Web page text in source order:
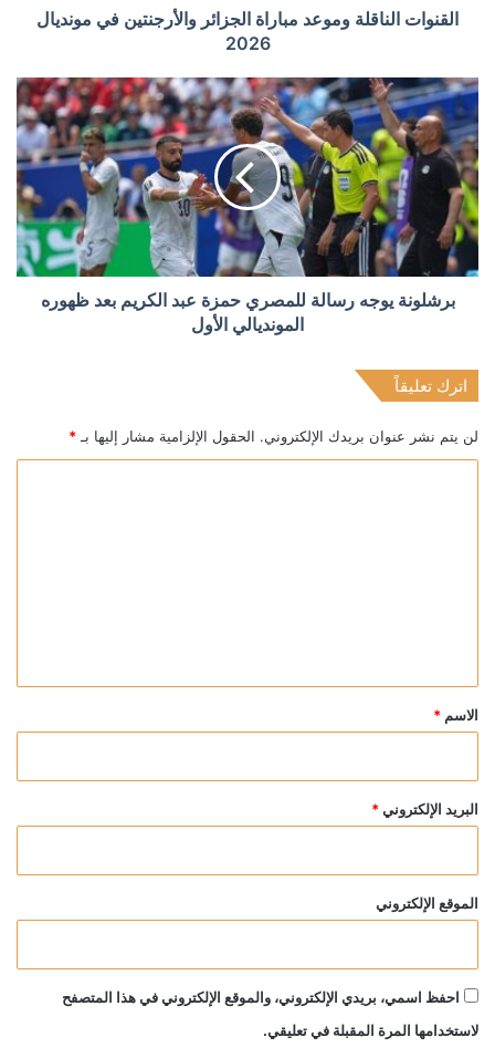
القنوات الناقلة وموعد مباراة الجزائر والأرجنتين في مونديال
2026
برشلونة يوجه رسالة للمصري حمزة عبد الكريم بعد ظهوره
المونديالي الأول
اترك تعليقاً
لن يتم نشر عنوان بريدك الإلكتروني. الحقول الإلزامية مشار إليها بـ *
*
الاسم *
البريد الإلكتروني *
الموقع الإلكتروني
احفظ اسمي، بريدي الإلكتروني، والموقع الإلكتروني في هذا المتصفح
لاستخدامها المرة المقبلة في تعليقي.